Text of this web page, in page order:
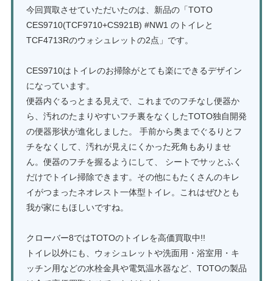
今回買取させていただいたのは、新品の「TOTO
CES9710(TCF9710+CS921B) #NW1 のトイレと
TCF4713Rのウォシュレットの2点」です。
CES9710はトイレのお掃除がとても楽にできるデザイン
になっています。
便器内ぐるっとまる見えで、これまでのフチなし便器か
ら、汚れのたまりやすいフチ裏をなくしたTOTO独自開発
の便器形状が進化しました。 手前から奥までぐるりとフ
チをなくして、汚れが見えにくかった死角もありませ
ん。便器のフチを握るようにして、 シートでサッとふく
だけでトイレ掃除できます。その他にもたくさんのキレ
イがつまったネオレスト一体型トイレ。これはぜひとも
我が家にもほしいですね。
クローバー8ではTOTOのトイレを高価買取中!!
トイレ以外にも、ウォシュレットや洗面用・浴室用・キ
ッチン用などの水栓金具や電気温水器など、TOTOの製品